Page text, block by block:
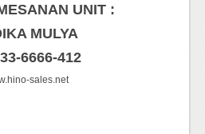
UNIT :
MULYA
6666-412
sales.net